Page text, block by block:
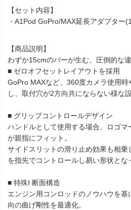
【セット内容】
・A1Pod GoPro/MAX延長アダプター
【商品説明】
わずか15cmのバーが生む、圧倒的な
■ ゼロオフセットレイアウトを採用
GoPro MAXなど、360度カメラ使用
し、取付穴が2方向共にならない様な
■ グリップコントロールデザイン
ハンドルとして使用する場合、ロゴマ
が親指にフィット。
サイドスリットの滑り止め効果も相乗
を指先でコントロールし易い形状とな
■ 特殊I 断面構造
エンジン用コンロッドのノウハウを
向の曲げ剛性を最適化。